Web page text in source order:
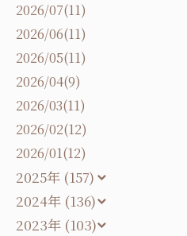
2026/07(11)
2026/06(11)
2026/05(11)
2026/04(9)
2026/03(11)
2026/02(12)
2026/01(12)
2025年 (157)
2024年 (136)
2023年 (103)